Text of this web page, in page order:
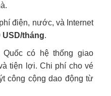
điện, nước, và Internet
USD/tháng.
Quốc có hệ thống giao
tiện lợi. Chi phí cho vé
công cộng dao động từ